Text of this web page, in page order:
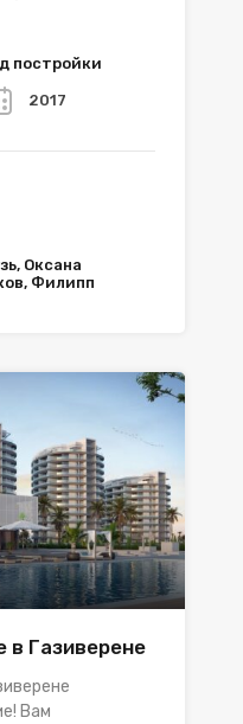
постройки
2017
Оксана
Филипп
в Газиверене
Вам